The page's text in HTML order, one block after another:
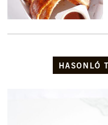
HASONLÓ